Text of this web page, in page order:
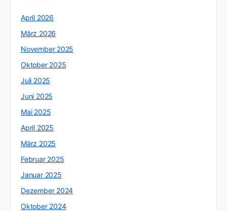
April 2026
März 2026
November 2025
Oktober 2025
Juli 2025
Juni 2025
Mai 2025
April 2025
März 2025
Februar 2025
Januar 2025
Dezember 2024
Oktober 2024